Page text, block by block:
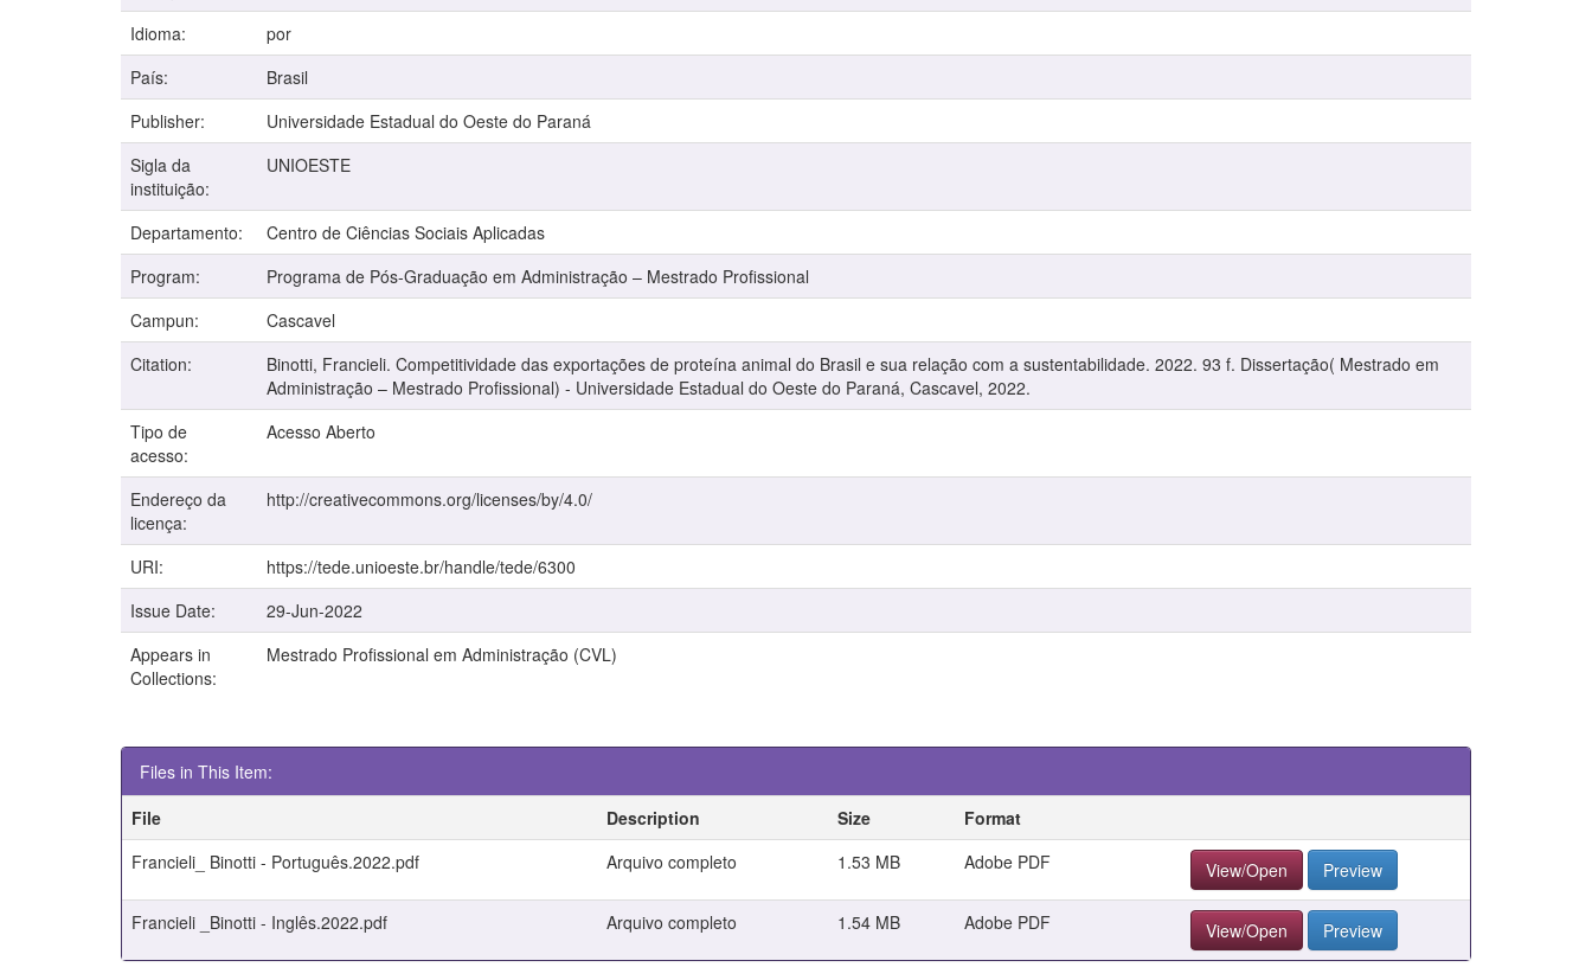
Idioma:
por
País:
Brasil
Publisher:
Universidade Estadual do Oeste do Paraná
Sigla da
instituição:
UNIOESTE
Departamento:
Centro de Ciências Sociais Aplicadas
Program:
Programa de Pós-Graduação em Administração – Mestrado Profissional
Campun:
Cascavel
Citation:
Binotti, Francieli. Competitividade das exportações de proteína animal do Brasil e sua relação com a sustentabilidade. 2022. 93 f. Dissertação( Mestrado em
Administração – Mestrado Profissional) - Universidade Estadual do Oeste do Paraná, Cascavel, 2022.
Tipo de
acesso:
Acesso Aberto
Endereço da
licença:
http://creativecommons.org/licenses/by/4.0/
URI:
https://tede.unioeste.br/handle/tede/6300
Issue Date:
29-Jun-2022
Appears in
Collections:
Mestrado Profissional em Administração (CVL)
Files in This Item:
File
Description Size
Format
Francieli_ Binotti - Português.2022.pdf
Arquivo completo 1.53 MB Adobe PDF View/Open Preview
Francieli _Binotti - Inglês.2022.pdf Arquivo completo 1.54 MB Adobe PDF View/Open Preview